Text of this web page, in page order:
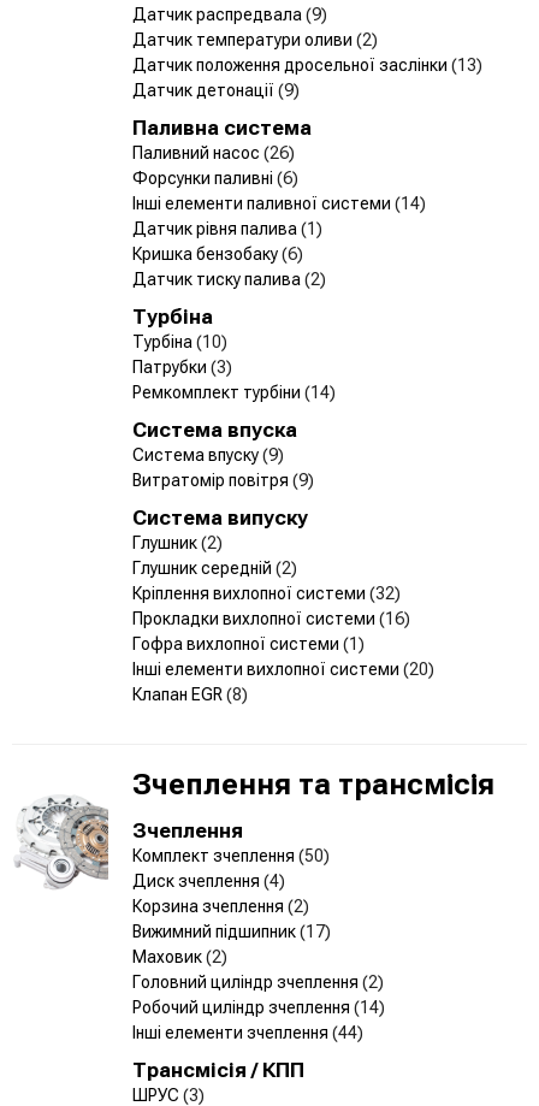
Датчик распредвала (9)
Датчик температури оливи (2)
Датчик положення дросельної заслінки (13)
Датчик детонації (9)
Паливна система
Паливний насос (26)
Форсунки паливні (6)
Інші елементи паливної системи (14)
Датчик рівня палива (1)
Кришка бензобаку(6)
Датчик тиску палива (2)
Турбіна
Турбіна (10)
Патрубки (3)
Ремкомплект турбіни (14)
Система впуска
Система впуску(9)
Витратомір повітря (9)
Система випуску
Глушник(2)
Глушник середній (2)
Кріплення вихлопної системи (32)
Прокладки вихлопної системи (16)
Гофра вихлопної системи (1)
Інші елементи вихлопної системи (20)
Клапан EGR (8)
Зчеплення та трансмісія
Зчеплення
Комплект зчеплення (50)
Диск зчеплення (4)
Корзина зчеплення (2)
Вижимний підшипник(17)
Маховик(2)
Головний циліндр зчеплення (2)
Робочий циліндр зчеплення (14)
Інші елементи зчеплення (44)
Трансмісія / КПП
ШРУС (3)